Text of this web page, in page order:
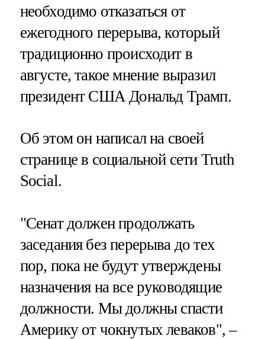
необходимо отказаться от
ежегодного перерыва, который
традиционно происходит в
августе, такое мнение выразил
президент США Дональд Трамп.
Об этом он написал на своей
странице в социальной сети Truth
Social.
"Сенат должен продолжать
заседания без перерыва до тех
пор, пока не будут утверждены
назначения на все руководящие
должности​​​. Мы должны спасти
Америку от чокнутых леваков", –